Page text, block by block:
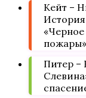
Кейт –
«Черное
Питер –